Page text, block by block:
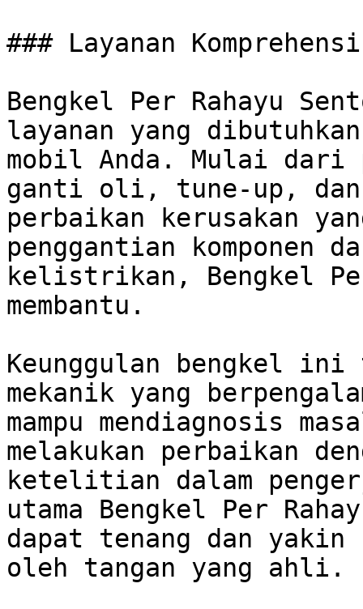
### Layanan
Bengkel Per Rahayu
layanan yang
mobil Anda. Mulai
ganti oli, tune-up, dan
perbaikan kerusakan
penggantian komponen
kelistrikan, Bengkel
membantu.
Keunggulan bengkel
mekanik yang
mampu mendiagnosis
melakukan perbaikan
ketelitian dalam
utama Bengkel Per
dapat tenang dan yakin
oleh tangan yang ahli.